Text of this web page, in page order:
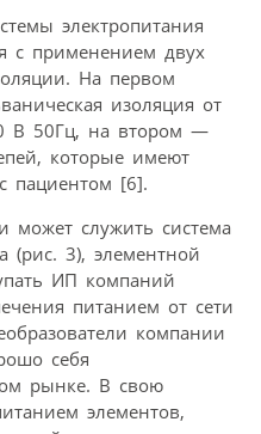
электропитания
с применением двух
На первом
изоляция от
В 50Гц, на втором —
которые имеют
пациентом [6].
может служить система
(рис. 3), элементной
ИП компаний
питанием от сети
компании
себя
рынке. В свою
элементов,